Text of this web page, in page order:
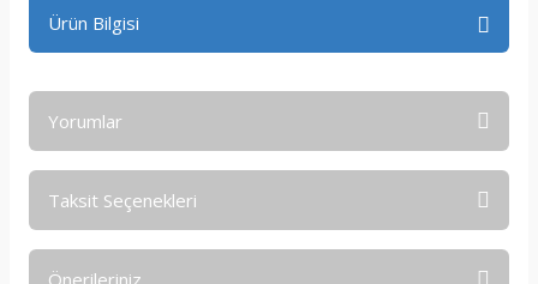
Ürün Bilgisi
Yorumlar
Taksit Seçenekleri
Önerileriniz